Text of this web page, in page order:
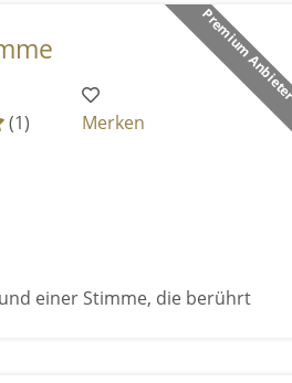
Premium Anbieter
(1)
Merken
einer Stimme, die berührt